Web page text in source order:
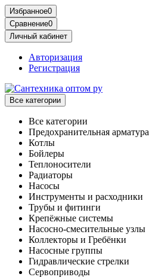
Избранное0
Сравнение0
Личный кабинет
Авторизация
Регистрация
Все категории
Все категории
Предохранительная арматура
Котлы
Бойлеры
Теплоносители
Радиаторы
Насосы
Инструменты и расходники
Трубы и фитинги
Крепёжные системы
Насосно-смесительные узлы
Коллекторы и Гребёнки
Насосные группы
Гидравлические стрелки
Сервоприводы